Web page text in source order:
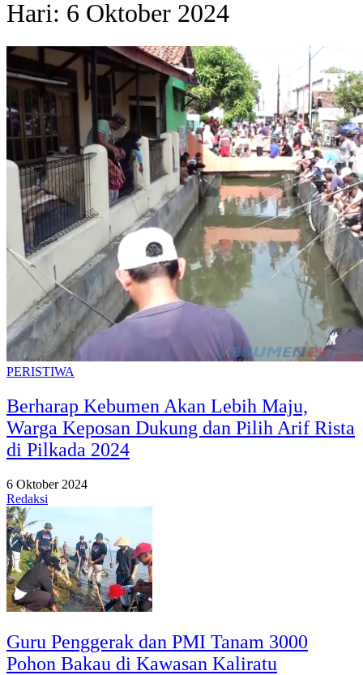
Hari: 6 Oktober 2024
PERISTIWA
Berharap Kebumen Akan Lebih Maju,
Warga Keposan Dukung dan Pilih Arif Rista
di Pilkada 2024
6 Oktober 2024
Redaksi
Guru Penggerak dan PMI Tanam 3000
Pohon Bakau di Kawasan Kaliratu